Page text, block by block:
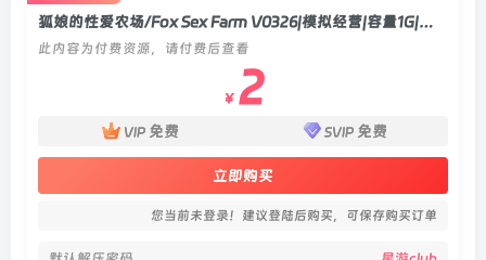
狐娘的性爱农场/Fox Sex Farm V0326|模拟经营|容量1G|官方中文版
此内容为付费资源，请付费后查看
￥ 2
VIP 免费 SVIP 免费
立即购买
您当前未登录！建议登陆后购买，可保存购买订单